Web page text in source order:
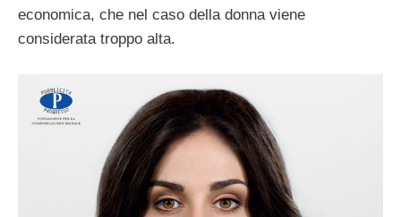
economica, che nel caso della donna viene
considerata troppo alta.